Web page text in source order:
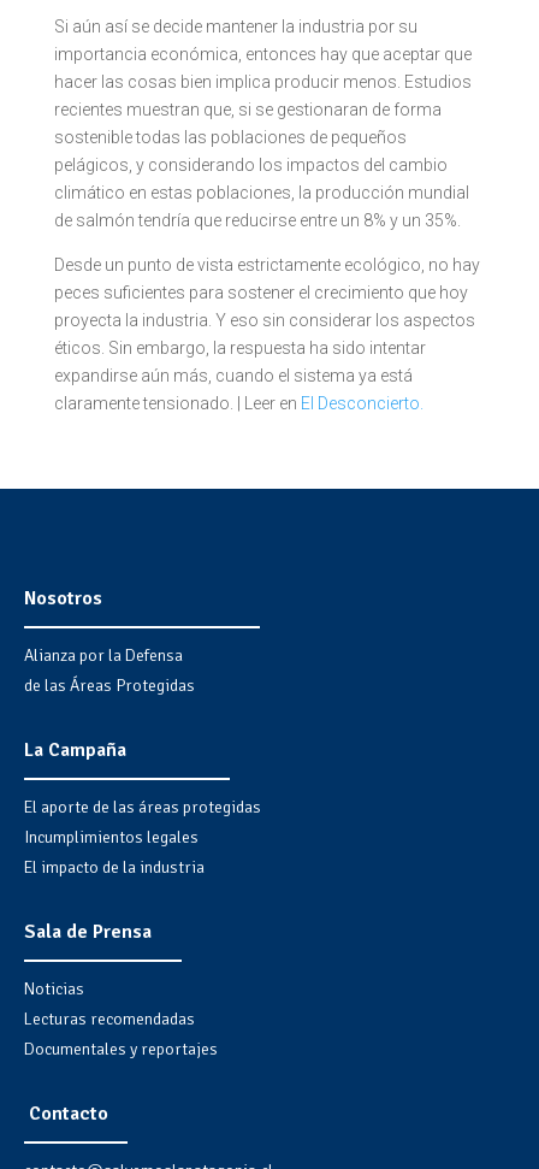
Si aún así se decide mantener la industria por su
importancia económica, entonces hay que aceptar que
hacer las cosas bien implica producir menos. Estudios
recientes muestran que, si se gestionaran de forma
sostenible todas las poblaciones de pequeños
pelágicos, y considerando los impactos del cambio
climático en estas poblaciones, la producción mundial
de salmón tendría que reducirse entre un 8% y un 35%.
Desde un punto de vista estrictamente ecológico, no hay
peces suficientes para sostener el crecimiento que hoy
proyecta la industria. Y eso sin considerar los aspectos
éticos. Sin embargo, la respuesta ha sido intentar
expandirse aún más, cuando el sistema ya está
claramente tensionado. | Leer en El Desconcierto.
Nosotros
Alianza por la Defensa
de las Áreas Protegidas
La Campaña
El aporte de las áreas protegidas
Incumplimientos legales
El impacto de la industria
Sala de Prensa
Noticias
Lecturas recomendadas
Documentales y reportajes
Contacto